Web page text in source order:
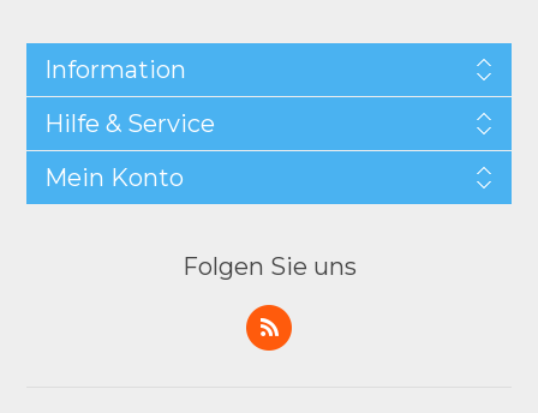
Information
Hilfe & Service
Mein Konto
Folgen Sie uns